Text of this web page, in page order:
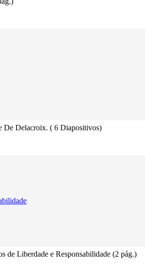
De Delacroix. ( 6 Diapositivos)
de Liberdade e Responsabilidade (2 pág.)